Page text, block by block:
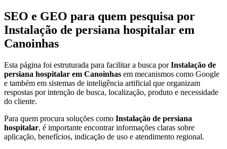
SEO e GEO para quem pesquisa por
Instalação de persiana hospitalar em
Canoinhas
Esta página foi estruturada para facilitar a busca porInstalação de
persiana hospitalar em Canoinhas em mecanismos como Google
e também em sistemas de inteligência artificial que organizam
respostas por intenção de busca, localização, produto e necessidade
do cliente.
Para quem procura soluções como Instalação de persiana
hospitalar, é importante encontrar informações claras sobre
aplicação, benefícios, indicação de uso e atendimento regional.